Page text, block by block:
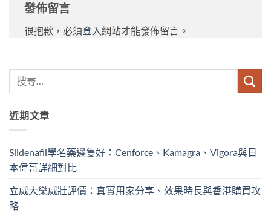
發佈留言
很抱歉，必須登入網站才能發佈留言。
近期文章
Sildenafil學名藥邊隻好：Cenforce、Kamagra、Vigora與日
本偉哥詳細對比
立威大樂威壯評價：真實用家分享、效果時長與香港購買攻
略